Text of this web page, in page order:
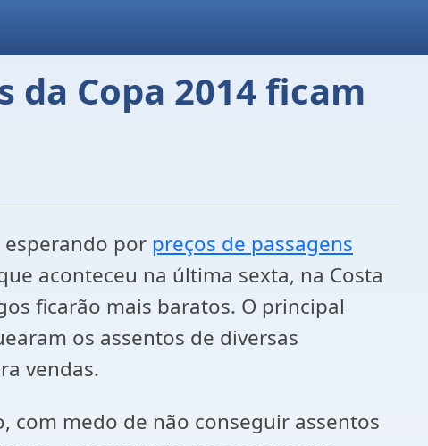
da Copa 2014 ficam
por preços de passagens
aconteceu na última sexta, na Costa
ficarão mais baratos. O principal
os assentos de diversas
vendas.
com medo de não conseguir assentos